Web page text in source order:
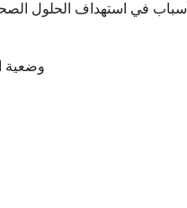
في استهداف الحلول
وضعية